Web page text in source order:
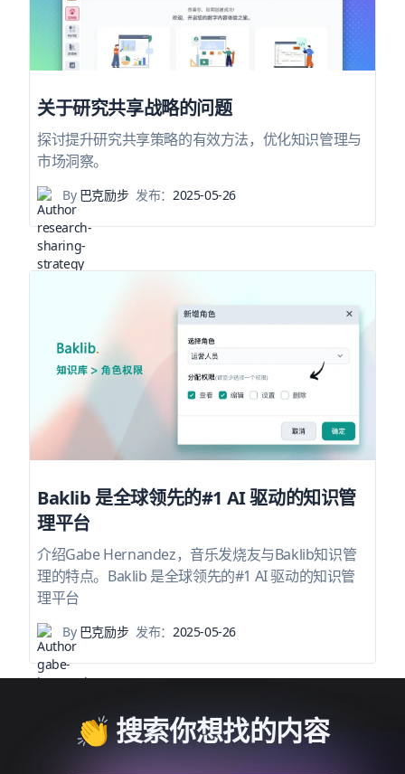
关于研究共享战略的问题
探讨提升研究共享策略的有效方法，优化知识管理与
市场洞察。
By巴克励步 发布：2025-05-26
Baklib 是全球领先的#1 AI 驱动的知识管
理平台
介绍Gabe Hernandez，音乐发烧友与Baklib知识管
理的特点。Baklib 是全球领先的#1 AI 驱动的知识管
理平台
By巴克励步 发布： 2025-05-26
👏 搜索你想找的内容